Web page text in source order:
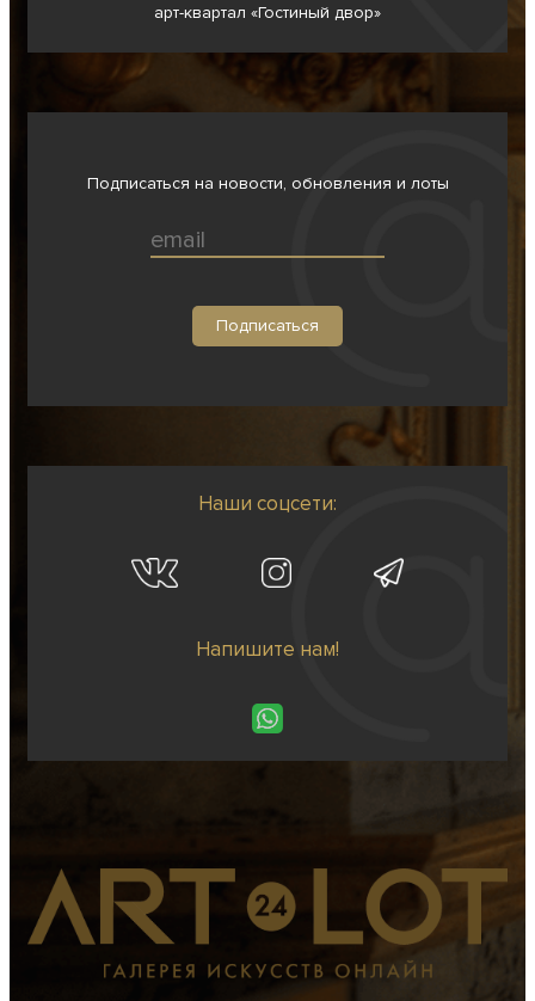
арт-квартал «Гостиный двор»
Подписаться на новости, обновления и лоты
Наши соцсети:
Напишите нам!